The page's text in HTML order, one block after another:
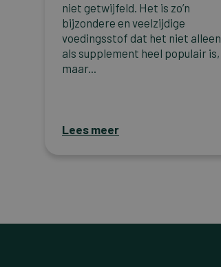
niet getwijfeld. Het is zo’n
bijzondere en veelzijdige
voedingsstof dat het niet alleen
als supplement heel populair is,
maar...
Lees meer